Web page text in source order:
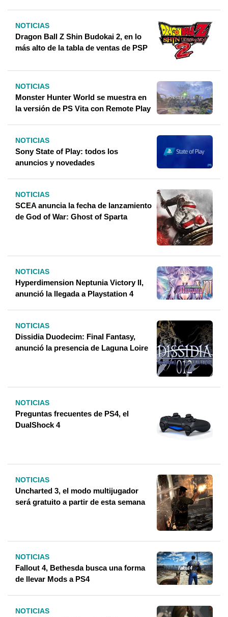
NOTICIAS
Dragon Ball Z Shin Budokai 2, en lo
más alto de la tabla de ventas de PSP
NOTICIAS
Monster Hunter World se muestra en
la versión de PS Vita con Remote Play
NOTICIAS
Sony State of Play: todos los
anuncios y novedades
NOTICIAS
SCEA anuncia la fecha de lanzamiento
de God of War: Ghost of Sparta
NOTICIAS
Hyperdimension Neptunia Victory II,
anunció la llegada a Playstation 4
NOTICIAS
Dissidia Duodecim: Final Fantasy,
anunció la presencia de Laguna Loire
NOTICIAS
Preguntas frecuentes de PS4, el
DualShock 4
NOTICIAS
Uncharted 3, el modo multijugador
será gratuito a partir de esta semana
NOTICIAS
Fallout 4, Bethesda busca una forma
de llevar Mods a PS4
NOTICIAS